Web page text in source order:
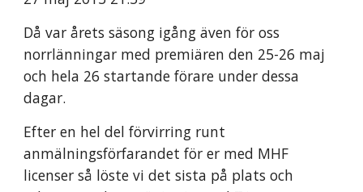
Då var årets säsong igång även för oss
norrlänningar med premiären den 25-26 maj
och hela 26 startande förare under dessa
dagar.
Efter en hel del förvirring runt
anmälningsförfarandet för er med MHF
licenser så löste vi det sista på plats och